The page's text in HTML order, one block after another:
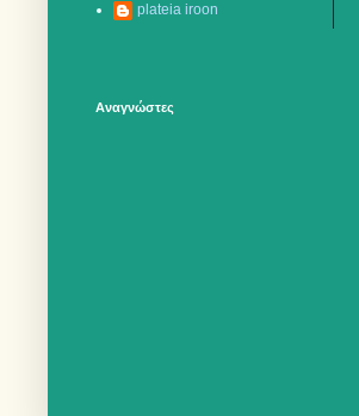
plateia iroon
Αναγνώστες